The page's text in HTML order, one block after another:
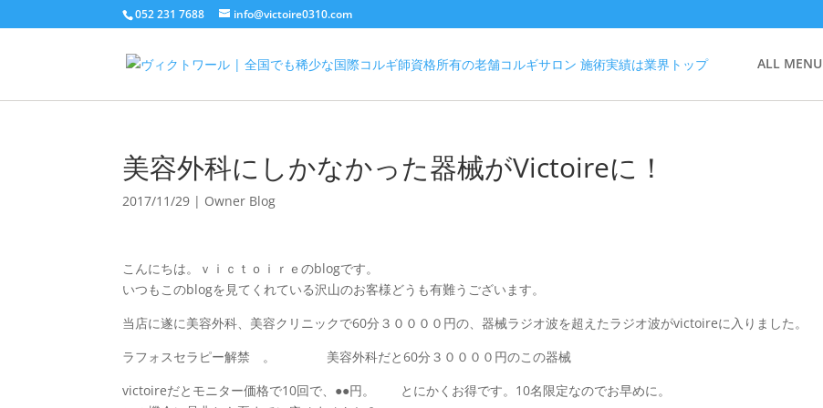
052 231 7688 info@victoire0310.com
ALL MENU
美容外科にしかなかった器械がVictoireに！
2017/11/29 | Owner Blog
こんにちは。ｖｉｃｔｏｉｒｅのblogです。
いつもこのblogを見てくれている沢山のお客様どうも有難うございます。
当店に遂に美容外科、美容クリニックで60分３００００円の、器械ラジオ波を超えたラジオ波がvictoireに入りました。
ラフォスセラピー解禁 。 美容外科だと60分３００００円のこの器械
victoireだとモニター価格で10回で、●●円。 とにかくお得です。10名限定なのでお早めに。